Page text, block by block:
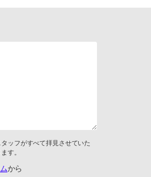
ッフがすべて拝見させていた
す。
から